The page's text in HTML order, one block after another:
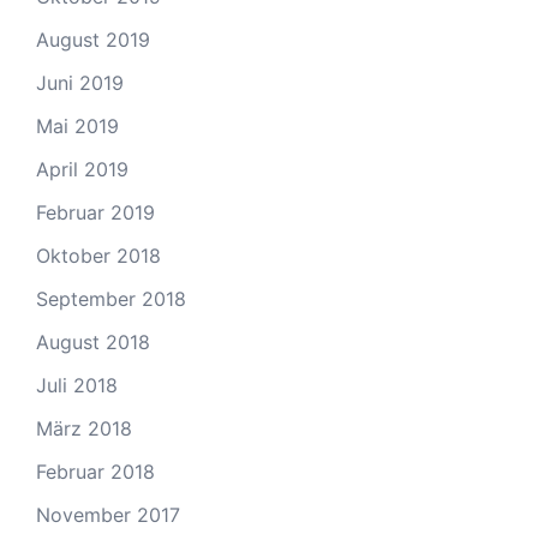
August 2019
Juni 2019
Mai 2019
April 2019
Februar 2019
Oktober 2018
September 2018
August 2018
Juli 2018
März 2018
Februar 2018
November 2017